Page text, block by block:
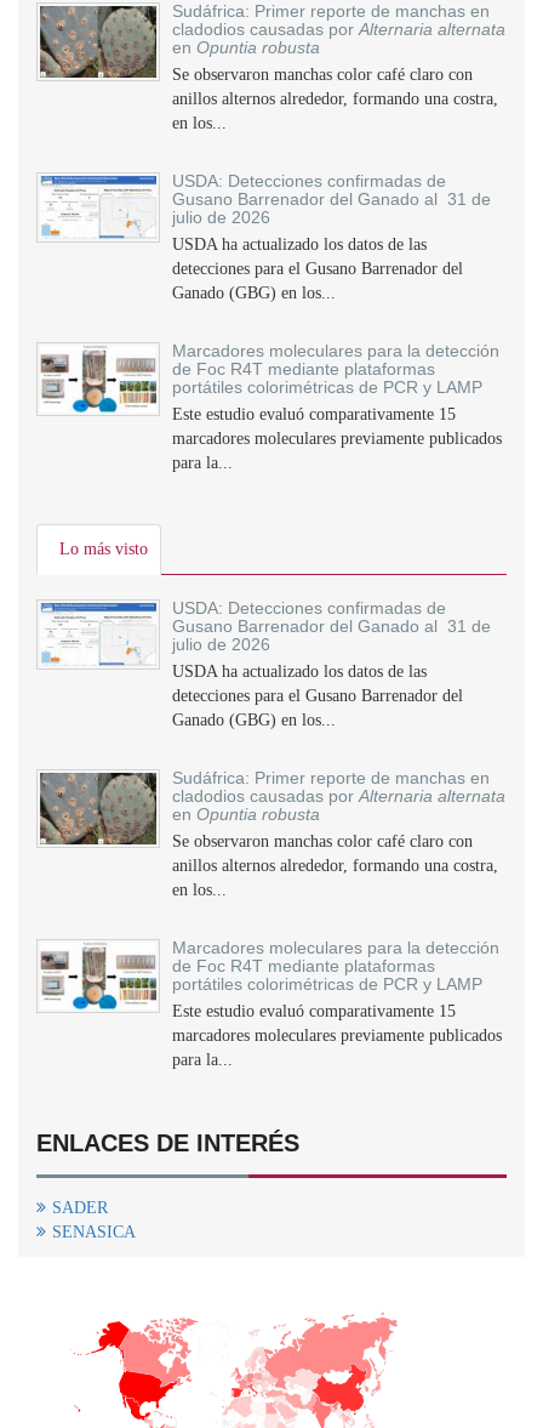
Sudáfrica: Primer reporte de manchas en
cladodios causadas por Alternaria alternata
en Opuntia robusta
Se observaron manchas color café claro con
anillos alternos alrededor, formando una costra,
en los...
USDA: Detecciones confirmadas de
Gusano Barrenador del Ganado al 31 de
julio de 2026
USDA ha actualizado los datos de las
detecciones para el Gusano Barrenador del
Ganado (GBG) en los...
Marcadores moleculares para la detección
de Foc R4T mediante plataformas
portátiles colorimétricas de PCR y LAMP
Este estudio evaluó comparativamente 15
marcadores moleculares previamente publicados
para la...
Lo más visto
USDA: Detecciones confirmadas de
Gusano Barrenador del Ganado al 31 de
julio de 2026
USDA ha actualizado los datos de las
detecciones para el Gusano Barrenador del
Ganado (GBG) en los...
Sudáfrica: Primer reporte de manchas en
cladodios causadas por Alternaria alternata
en Opuntia robusta
Se observaron manchas color café claro con
anillos alternos alrededor, formando una costra,
en los...
Marcadores moleculares para la detección
de Foc R4T mediante plataformas
portátiles colorimétricas de PCR y LAMP
Este estudio evaluó comparativamente 15
marcadores moleculares previamente publicados
para la...
ENLACES DE INTERÉS
SADER
SENASICA